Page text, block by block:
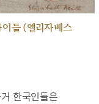
들 (엘리자베스
한국인들은